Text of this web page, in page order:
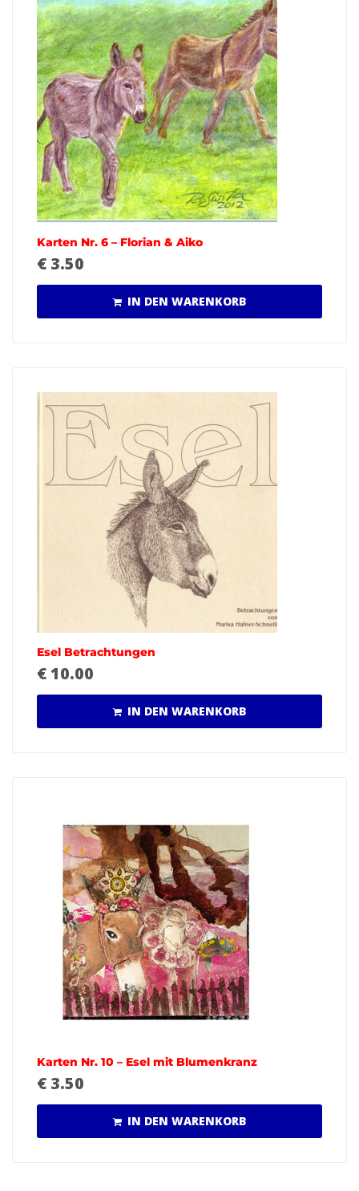
Karten Nr. 6 – Florian & Aiko
€ 3.50
IN DEN WARENKORB
Esel Betrachtungen
€ 10.00
IN DEN WARENKORB
Karten Nr. 10 – Esel mit Blumenkranz
€ 3.50
IN DEN WARENKORB